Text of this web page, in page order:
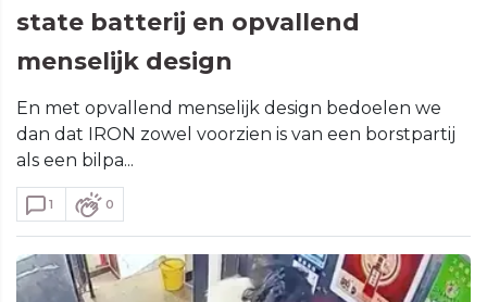
state batterij en opvallend
menselijk design
En met opvallend menselijk design bedoelen we
dan dat IRON zowel voorzien is van een borstpartij
als een bilpa...
1 0